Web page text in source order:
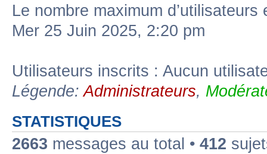
Le nombre maximum
Mer 25 Juin 2025, 2:20 pm
Utilisateurs inscrits : Aucun
Légende:Administrateurs,
STATISTIQUES
2663 messages au total • 412